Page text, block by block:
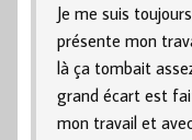
Je me suis
présente mon
là ça tombait
grand écart est
mon travail et